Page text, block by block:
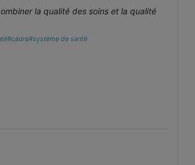
la qualité des soins et la qualité
#cadre#système de santé